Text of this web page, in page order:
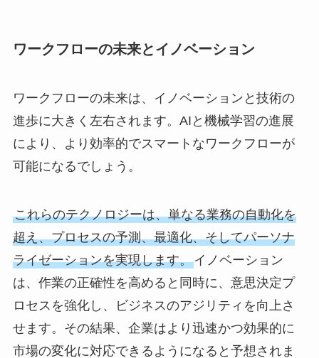
ワークフローの未来とイノベーション
ワークフローの未来は、イノベーションと技術の
進歩に大きく左右されます。AIと機械学習の進展
により、より効率的でスマートなワークフローが
可能になるでしょう。
これらのテクノロジーは、単なる業務の自動化を
超え、プロセスの予測、最適化、そしてパーソナ
ライゼーションを実現します。イノベーション
は、作業の正確性を高めると同時に、意思決定プ
ロセスを強化し、ビジネスのアジリティを向上さ
せます。その結果、企業はより迅速かつ効果的に
市場の変化に対応できるようになると予想されま